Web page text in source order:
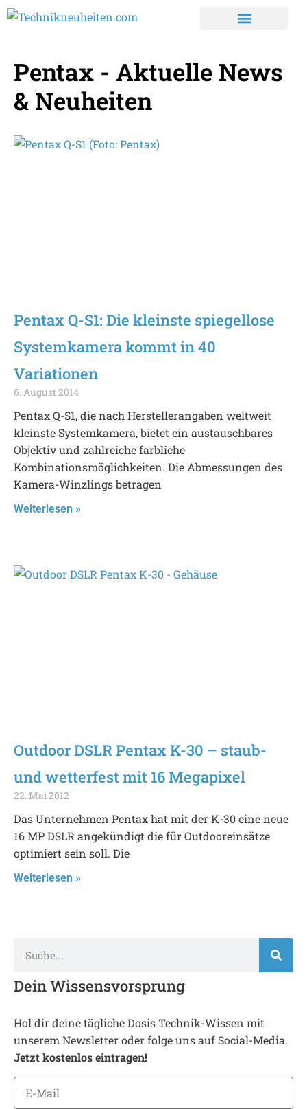
Pentax - Aktuelle News
& Neuheiten
Pentax Q-S1: Die kleinste spiegellose
Systemkamera kommt in 40
Variationen
6. August 2014
Pentax Q-S1, die nach Herstellerangaben weltweit
kleinste Systemkamera, bietet ein austauschbares
Objektiv und zahlreiche farbliche
Kombinationsmöglichkeiten. Die Abmessungen des
Kamera-Winzlings betragen
Weiterlesen »
Outdoor DSLR Pentax K-30 – staub-
und wetterfest mit 16 Megapixel
22. Mai 2012
Das Unternehmen Pentax hat mit der K-30 eine neue
16 MP DSLR angekündigt die für Outdooreinsätze
optimiert sein soll. Die
Weiterlesen »
Dein Wissensvorsprung
Hol dir deine tägliche Dosis Technik-Wissen mit
unserem Newsletter oder folge uns auf Social-Media.
Jetzt kostenlos eintragen!